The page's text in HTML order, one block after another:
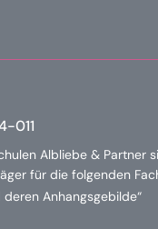
011
Albliebe & Partner
für die folgenden
Anhangsgebilde“